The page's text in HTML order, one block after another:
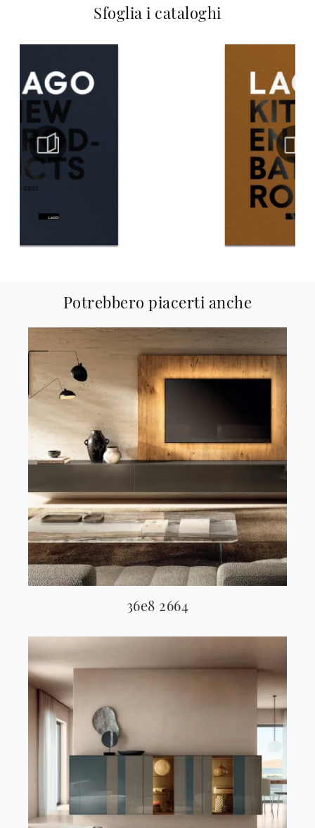
Sfoglia i cataloghi
Potrebbero piacerti anche
36e8 2664